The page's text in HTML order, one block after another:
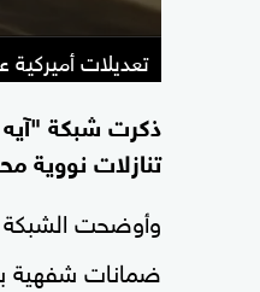
تعديلات أميركية
ذكرت شبكة "آيه
تنازلات نووية
وأوضحت الشبكة
ضمانات شفهية